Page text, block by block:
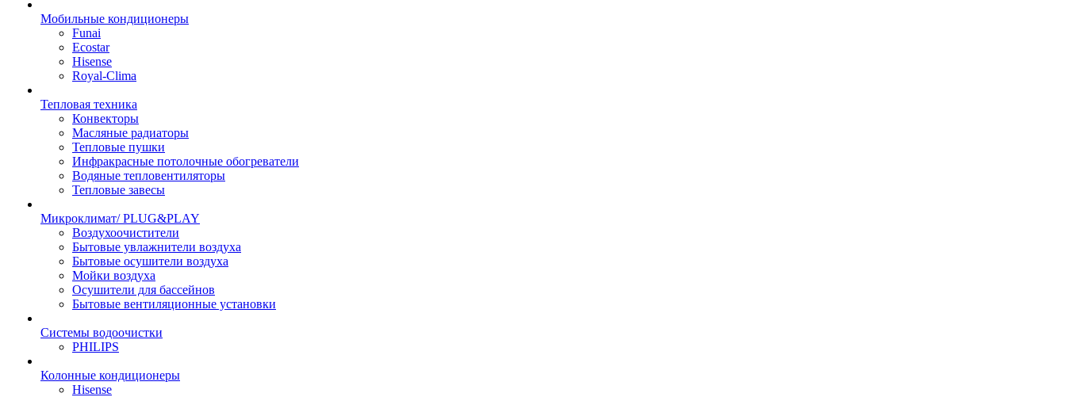
Мобильные кондиционеры
Funai
Ecostar
Hisense
Royal-Clima
Тепловая техника
Конвекторы
Масляные радиаторы
Тепловые пушки
Инфракрасные потолочные обогреватели
Водяные тепловентиляторы
Тепловые завесы
Микроклимат/ PLUG&PLAY
Воздухоочистители
Бытовые увлажнители воздуха
Бытовые осушители воздуха
Мойки воздуха
Осушители для бассейнов
Бытовые вентиляционные установки
Системы водоочистки
PHILIPS
Колонные кондиционеры
Hisense